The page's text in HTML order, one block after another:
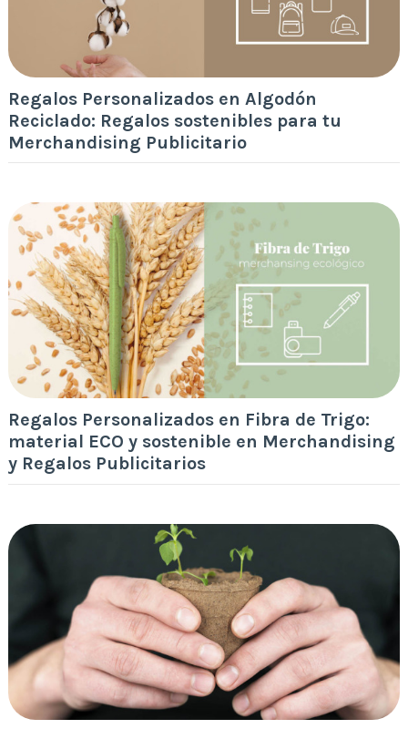
Regalos Personalizados en Algodón
Reciclado: Regalos sostenibles para tu
Merchandising Publicitario
Regalos Personalizados en Fibra de Trigo:
material ECO y sostenible en Merchandising
y Regalos Publicitarios